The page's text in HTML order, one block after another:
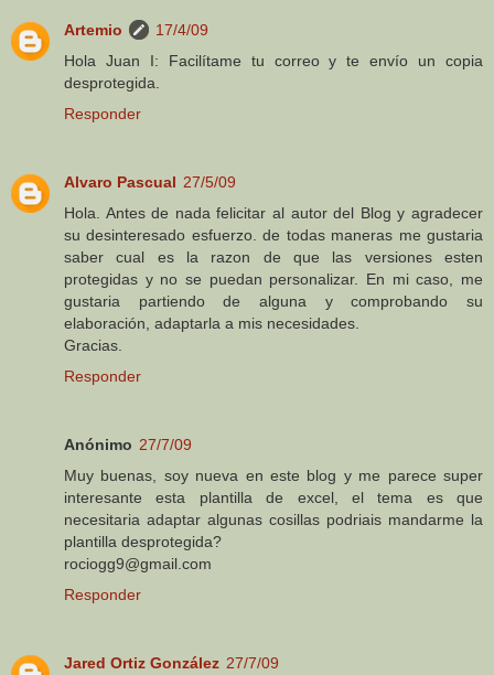
Artemio
17/4/09
Hola Juan I: Facilítame tu correo y te envío un copia
desprotegida.
Responder
Alvaro Pascual 27/5/09
Hola. Antes de nada felicitar al autor del Blog y agradecer
su desinteresado esfuerzo. de todas maneras me gustaria
saber cual es la razon de que las versiones esten
protegidas y no se puedan personalizar. En mi caso, me
gustaria partiendo de alguna y comprobando su
elaboración, adaptarla a mis necesidades.
Gracias.
Responder
Anónimo 27/7/09
Muy buenas, soy nueva en este blog y me parece super
interesante esta plantilla de excel, el tema es que
necesitaria adaptar algunas cosillas podriais mandarme la
plantilla desprotegida?
rociogg9@gmail.com
Responder
Jared Ortiz González 27/7/09